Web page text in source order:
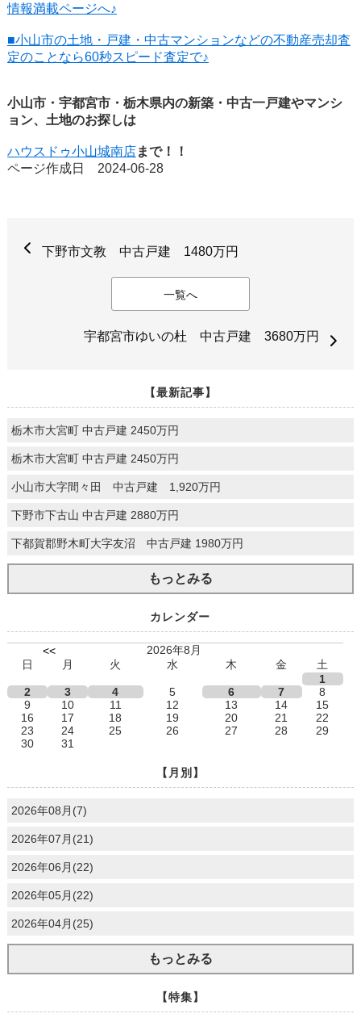
情報満載ページへ♪
■小山市の土地・戸建・中古マンションなどの不動産売却査
定のことなら60秒スピード査定で♪
小山市・宇都宮市・栃木県内の新築・中古一戸建やマンシ
ョン、土地のお探しは
ハウスドゥ小山城南店まで！！
ページ作成日 2024-06-28
下野市文教 中古戸建 1480万円
一覧へ
宇都宮市ゆいの杜 中古戸建 3680万円
【最新記事】
栃木市大宮町 中古戸建 2450万円
栃木市大宮町 中古戸建 2450万円
小山市大字間々田 中古戸建 1,920万円
下野市下古山 中古戸建 2880万円
下都賀郡野木町大字友沼 中古戸建 1980万円
もっとみる
カレンダー
<<
2026年8月
日
月 火 水 木 金
土
1
2
3 4 5 6 7
8
9
10 11 12 13 14
15
16
17 18 19 20 21
22
23
24 25 26 27 28
29
30
31
【月別】
2026年08月(7)
2026年07月(21)
2026年06月(22)
2026年05月(22)
2026年04月(25)
もっとみる
【特集】